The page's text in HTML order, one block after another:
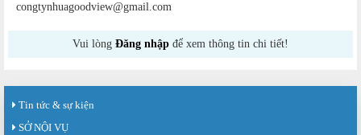
congtynhuagoodview@gmail.com
Vui lòng Đăng nhập để xem thông tin chi tiết!
Tin tức & sự kiện
SỞ NỘI VỤ